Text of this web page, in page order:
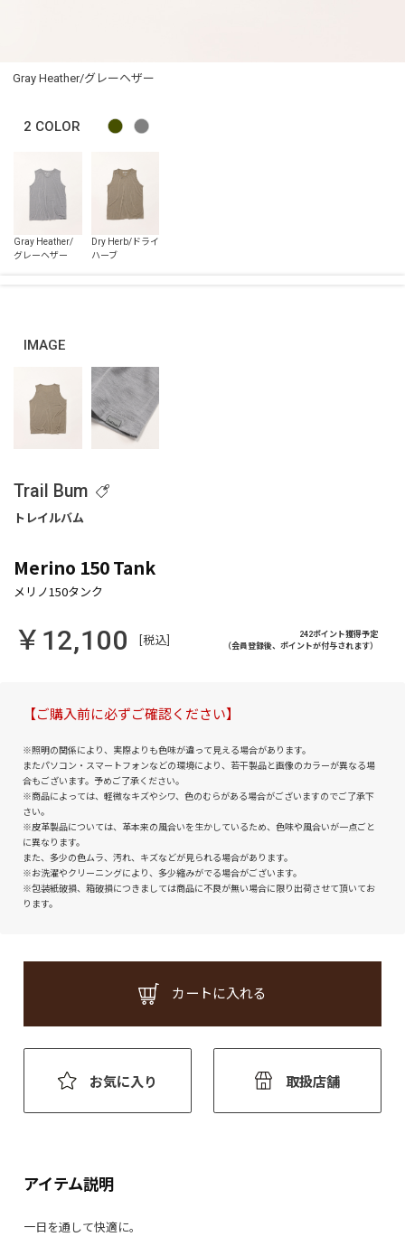
Gray Heather/グレーヘザー
2 COLOR
IMAGE
Trail Bum
Merino 150 Tank
￥12,100 [税込]
242ポイント獲得予定
（会員登録後、ポイントが付与されます）
【ご購入前に必ずご確認ください】
※照明の関係により、実際よりも色味が違って見える場合があります。
またパソコン・スマートフォンなどの環境により、若干製品と画像のカラーが異なる場
合もございます。予めご了承ください。
※商品によっては、軽微なキズやシワ、色のむらがある場合がございますのでご了承下
さい。
※皮革製品については、革本来の風合いを生かしているため、色味や風合いが一点ごと
に異なります。
また、多少の色ムラ、汚れ、キズなどが見られる場合があります。
※お洗濯やクリーニングにより、多少縮みがでる場合がございます。
※包装紙破損、箱破損につきましては商品に不良が無い場合に限り出荷させて頂いてお
ります。
カートに入れる
お気に入り 取扱店舗
アイテム説明
一日を通して快適に。